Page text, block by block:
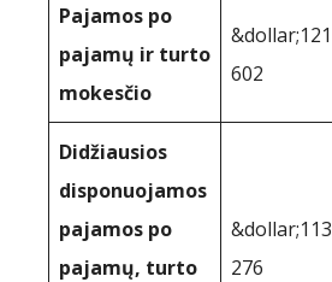
Pajamos po
pajamų ir turto
mokesčio
&dollar;121
602
Didžiausios
disponuojamos
pajamos po
pajamų, turto
&dollar;113
276